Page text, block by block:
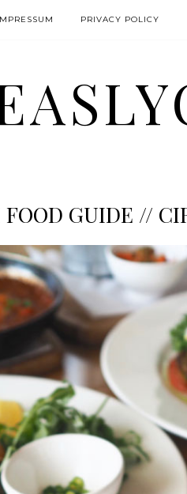
PRIVACY POLICY
GUIDE //